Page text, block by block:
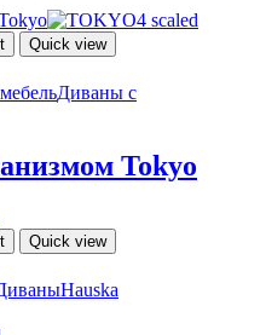
Quick view
Диваны с
Tokyo
Quick view
Hauska